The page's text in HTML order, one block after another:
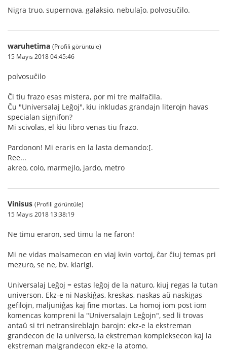
Nigra truo, supernova, galaksio, nebulaĵo, polvosuĉilo.
waruhetima (Profili görüntüle)
15 Mayıs 2018 04:45:46
polvosuĉilo
Ĉi tiu frazo esas mistera, por mi tre malfaĉila.
Ĉu "Universalaj Leĝoj", kiu inkludas grandajn literojn havas
specialan signifon?
Mi scivolas, el kiu libro venas tiu frazo.
Pardonon! Mi eraris en la lasta demando:[.
Ree...
akreo, colo, marmejlo, jardo, metro
Vinisus (Profili görüntüle)
15 Mayıs 2018 13:38:19
Ne timu eraron, sed timu la ne faron!
Mi ne vidas malsamecon en viaj kvin vortoj, ĉar ĉiuj temas pri
mezuro, se ne, bv. klarigi.
Universalaj Leĝoj = estas leĝoj de la naturo, kiuj regas la tutan
universon. Ekz-e ni Naskiĝas, kreskas, naskas aŭ naskigas
gefilojn, maljuniĝas kaj fine mortas. La homoj iom post iom
komencas kompreni la "Universalajn Leĝojn", sed li trovas
antaŭ si tri netransireblajn barojn: ekz-e la ekstreman
grandecon de la universo, la ekstreman kompleksecon kaj la
ekstreman malgrandecon ekz-e la atomo.